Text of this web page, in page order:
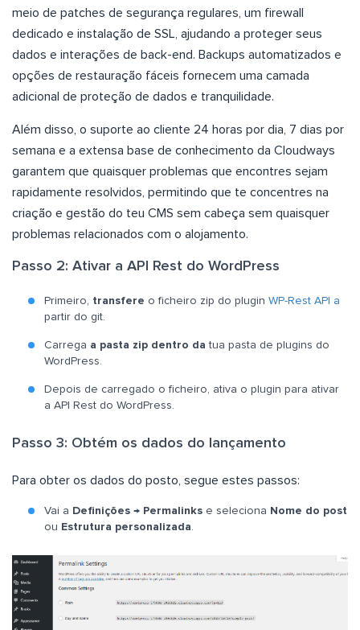
meio de patches de segurança regulares, um firewall
dedicado e instalação de SSL, ajudando a proteger seus
dados e interações de back-end. Backups automatizados e
opções de restauração fáceis fornecem uma camada
adicional de proteção de dados e tranquilidade.
Além disso, o suporte ao cliente 24 horas por dia, 7 dias por
semana e a extensa base de conhecimento da Cloudways
garantem que quaisquer problemas que encontres sejam
rapidamente resolvidos, permitindo que te concentres na
criação e gestão do teu CMS sem cabeça sem quaisquer
problemas relacionados com o alojamento.
Passo 2: Ativar a API Rest do WordPress
Primeiro, transfere o ficheiro zip do plugin WP-Rest API a
partir do git.
Carrega a pasta zip dentro datua pasta de plugins do
WordPress.
Depois de carregado o ficheiro, ativa o plugin para ativar
a API Rest do WordPress.
Passo 3: Obtém os dados do lançamento
Para obter os dados do posto, segue estes passos:
Vai a Definições → Permalinks e seleciona Nome do post
ou Estrutura personalizada.